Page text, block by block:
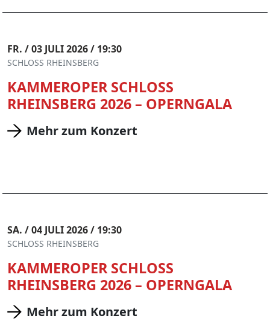
FR. / 03 JULI 2026 / 19:30
SCHLOSS RHEINSBERG
KAMMEROPER SCHLOSS
RHEINSBERG 2026 – OPERNGALA
Mehr zum Konzert
SA. / 04 JULI 2026 / 19:30
SCHLOSS RHEINSBERG
KAMMEROPER SCHLOSS
RHEINSBERG 2026 – OPERNGALA
Mehr zum Konzert